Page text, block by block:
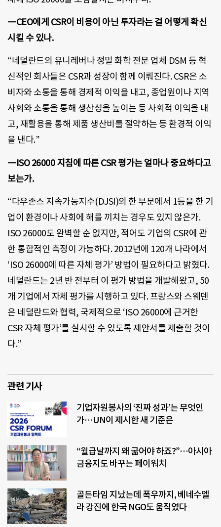
―CEO에게 CSR이 비용이 아닌 투자라는 걸 어떻게 확신
시킬 수 있나.
“네덜란드의 유니레버나 정밀 화학 전문 업체 DSM 등 혁
신적인 회사들은 CSR과 성장이 함께 이뤄진다. CSR은 소
비자와 소통을 통해 경제적 이익을 내고, 종업원이나 지역
사회와 소통을 통해 생산성을 높이는 등 사회적 이익을 내
고, 재활용을 통해 제품 생산비를 절약하는 등 환경적 이익
을 낸다.”
―ISO 26000 지침에 따른 CSR 평가는 얼마나 중요하다고
보는가.
“다우존스 지속가능지수(DJSI)의 한 부문에서 1등을 한 기
업이 환경이나 사회에 해를 끼치는 경우도 있지 않은가.
ISO 26000도 완벽할 순 없지만, 적어도 기업의 CSR에 관
한 통합적인 측정이 가능하다. 2012년에 120개 나라에서
‘ISO 26000에 따른 자체 평가’ 방법이 필요하다고 밝혔다.
네덜란드는 2년 반 전부터 이 평가 방법을 개발해왔고, 50
개 기업에서 자체 평가를 시행하고 있다. 프랑스와 스웨덴
은 네덜란드와 협력, 국제적으로 ‘ISO 26000에 근거한
CSR 자체 평가’를 실시할 수 있도록 제안서를 제출할 것이
다.”
관련 기사
기업자원봉사의 ‘진짜 성과’는 무엇인
가…UN이 제시한 새 기준은
“월급날까지 왜 굶어야 하죠?”…아시아
금융지도 바꾸는 페이워치
골든타임 지났는데 폭우까지, 베네수엘
라 강진에 한국 NGO도 움직였다